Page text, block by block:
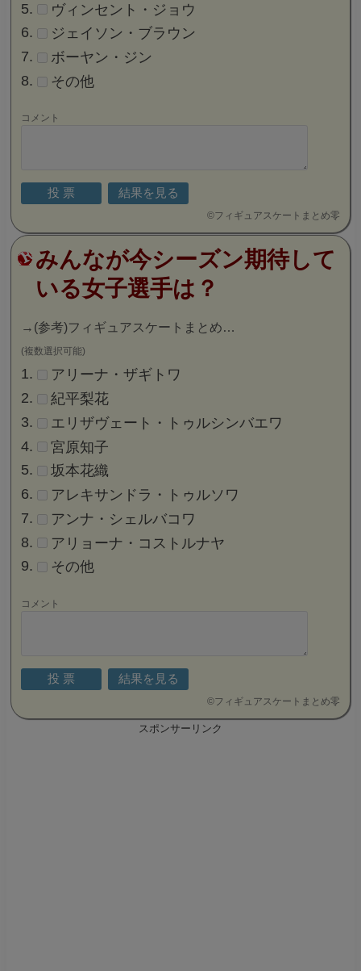
ヴィンセント・ジョウ
ジェイソン・ブラウン
ボーヤン・ジン
その他
コメント
©フィギュアスケートまとめ零
みんなが今シーズン期待して
いる女子選手は？
→ (参考)フィギュアスケートまとめ…
(複数選択可能)
アリーナ・ザギトワ
紀平梨花
エリザヴェート・トゥルシンバエワ
宮原知子
坂本花織
アレキサンドラ・トゥルソワ
アンナ・シェルバコワ
アリョーナ・コストルナヤ
その他
コメント
©フィギュアスケートまとめ零
スポンサーリンク